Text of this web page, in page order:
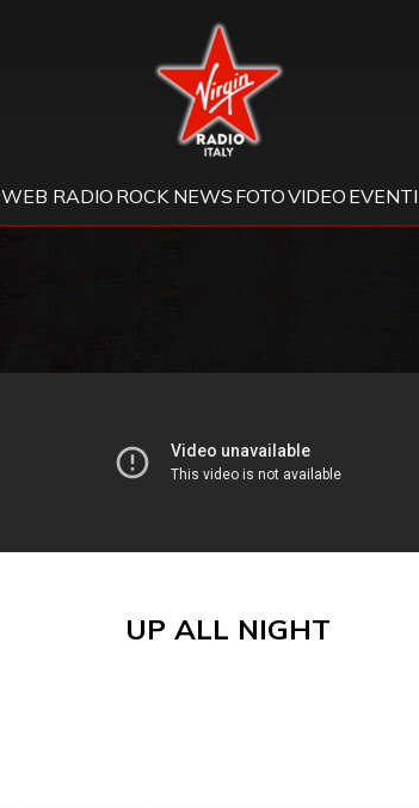
Virgin Radio
WEB RADIO ROCK NEWS FOTOVIDEO EVENTI
UP ALL NIGHT